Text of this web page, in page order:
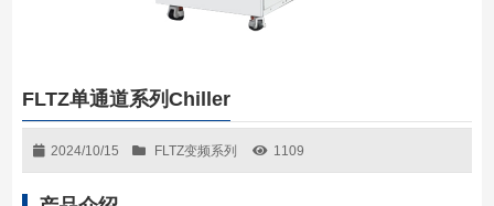
FLTZ单通道系列Chiller
2024/10/15 FLTZ变频系列 1109